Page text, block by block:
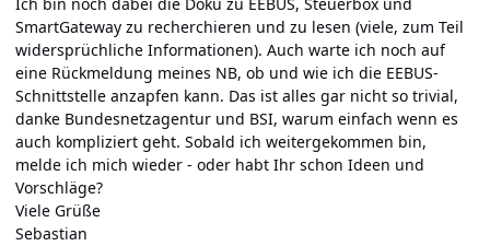
SmartGateway zu recherchieren und zu lesen (viele, zum Teil
widersprüchliche Informationen). Auch warte ich noch auf
eine Rückmeldung meines NB, ob und wie ich die EEBUS-
Schnittstelle anzapfen kann. Das ist alles gar nicht so trivial,
danke Bundesnetzagentur und BSI, warum einfach wenn es
auch kompliziert geht. Sobald ich weitergekommen bin,
melde ich mich wieder - oder habt Ihr schon Ideen und
Vorschläge?
Viele Grüße
Sebastian